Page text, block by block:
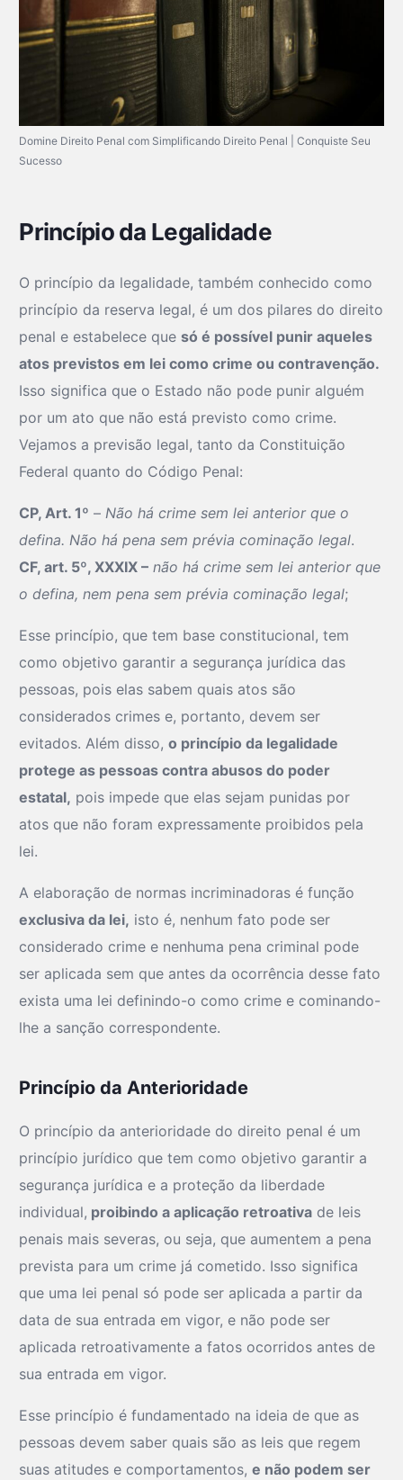
Domine Direito Penal com Simplificando Direito Penal | Conquiste Seu
Sucesso
Princípio da Legalidade
O princípio da legalidade, também conhecido como
princípio da reserva legal, é um dos pilares do direito
penal e estabelece quesó é possível punir aqueles
atos previstos em lei como crime ou contravenção.
Isso significa que o Estado não pode punir alguém
por um ato que não está previsto como crime.
Vejamos a previsão legal, tanto da Constituição
Federal quanto do Código Penal:
CP, Art. 1º –Não há crime sem lei anterior que o
defina. Não há pena sem prévia cominação legal.
CF, art. 5º, XXXIX – não há crime sem lei anterior que
o defina, nem pena sem prévia cominação legal;
Esse princípio, que tem base constitucional, tem
como objetivo garantir a segurança jurídica das
pessoas, pois elas sabem quais atos são
considerados crimes e, portanto, devem ser
evitados. Além disso,o princípio da legalidade
protege as pessoas contra abusos do poder
estatal, pois impede que elas sejam punidas por
atos que não foram expressamente proibidos pela
lei.
A elaboração de normas incriminadoras é função
exclusiva da lei, isto é, nenhum fato pode ser
considerado crime e nenhuma pena criminal pode
ser aplicada sem que antes da ocorrência desse fato
exista uma lei definindo-o como crime e cominando-
lhe a sanção correspondente.
Princípio da Anterioridade
O princípio da anterioridade do direito penal é um
princípio jurídico que tem como objetivo garantir a
segurança jurídica e a proteção da liberdade
individual, proibindo a aplicação retroativa de leis
penais mais severas, ou seja, que aumentem a pena
prevista para um crime já cometido. Isso significa
que uma lei penal só pode ser aplicada a partir da
data de sua entrada em vigor, e não pode ser
aplicada retroativamente a fatos ocorridos antes de
sua entrada em vigor.
Esse princípio é fundamentado na ideia de que as
pessoas devem saber quais são as leis que regem
suas atitudes e comportamentos,e não podem ser